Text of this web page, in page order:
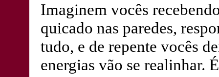
Imaginem vocês
quicado nas paredes,
tudo, e de repente vocês
energias vão se realinhar.